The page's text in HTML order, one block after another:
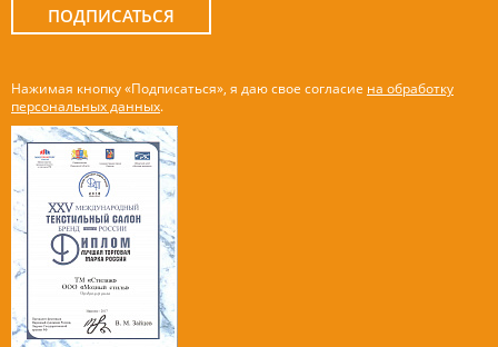
ПОДПИСАТЬСЯ
Нажимая кнопку «Подписаться», я даю свое согласие на обработку
персональных данных.